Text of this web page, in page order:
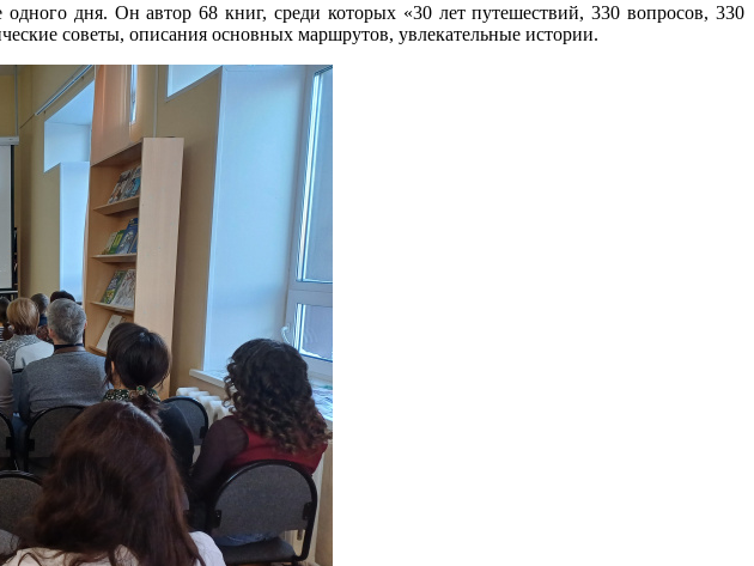
дня. Он автор 68 книг, среди которых «30 лет путешествий, 330 вопросов, 330
советы, описания основных маршрутов, увлекательные истории.